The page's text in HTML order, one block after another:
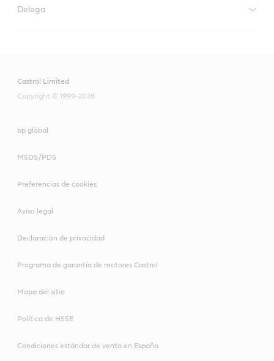
Delega
Castrol Limited
Copyright © 1999-2026
bp global
MSDS/PDS
Preferencias de cookies
Aviso legal
Declaracion de privacidad
Programa de garantía de motores Castrol
Mapa del sitio
Política de HSSE
Condiciones estándar de venta en España